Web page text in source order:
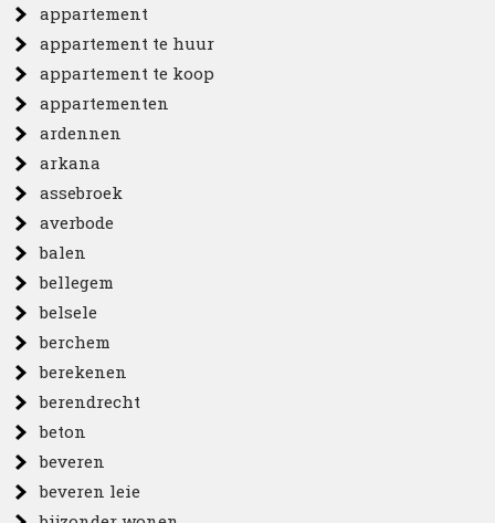
appartement
appartement te huur
appartement te koop
appartementen
ardennen
arkana
assebroek
averbode
balen
bellegem
belsele
berchem
berekenen
berendrecht
beton
beveren
beveren leie